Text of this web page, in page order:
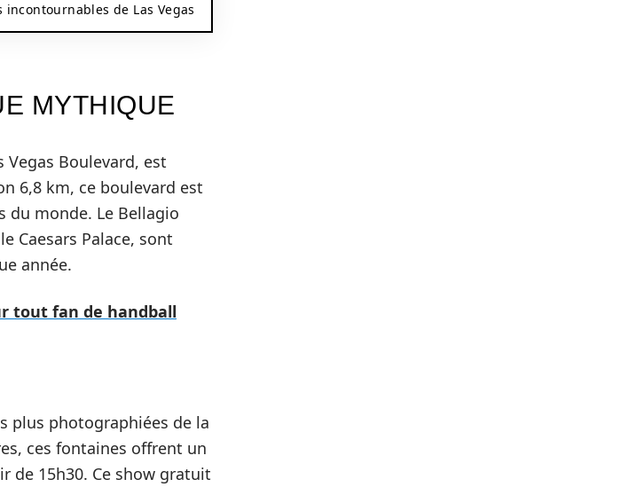
de Las Vegas
MYTHIQUE
Boulevard, est
6,8 km, ce boulevard est
du monde. Le Bellagio
Caesars Palace, sont
année.
tout fan de handball
plus photographiées de la
ces fontaines offrent un
de 15h30. Ce show gratuit